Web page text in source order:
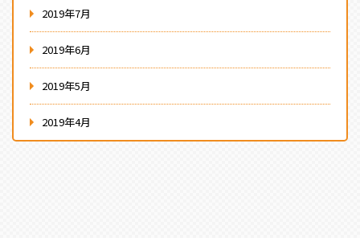
2019年7月
2019年6月
2019年5月
2019年4月